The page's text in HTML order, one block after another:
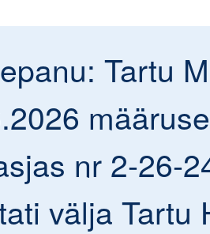
Tartu
nr 2-26-
välja Tartu